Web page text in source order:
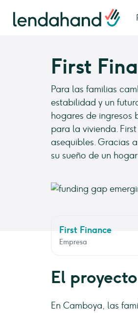
First
Para las familias
estabilidad y un
hogares de ingresos
para la vivienda.
asequibles. Gracias
su sueño de un
First Finance
Empresa
El proyecto
En Camboya, las